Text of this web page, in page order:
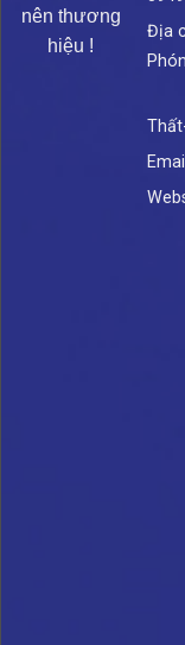
nên thương
hiệu !
Địa